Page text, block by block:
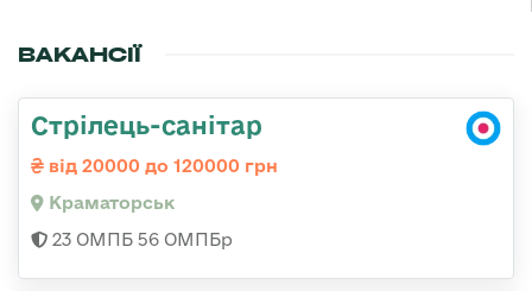
ВАКАНСІЇ
Стрілець-санітар
від 20000 до 120000 грн
Краматорськ
23 ОМПБ 56 ОМПБр